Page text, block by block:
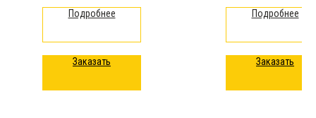
Подробнее
Заказать
Подробнее
Заказать